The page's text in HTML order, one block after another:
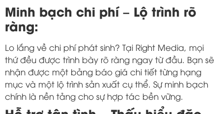
Minh bạch chi phí – Lộ trình rõ
ràng:
Lo lắng về chi phí phát sinh? Tại Right Media, mọi
thứ đều được trình bày rõ ràng ngay từ đầu. Bạn sẽ
nhận được một bảng báo giá chi tiết từng hạng
mục và một lộ trình sản xuất cụ thể. Sự minh bạch
chính là nền tảng cho sự hợp tác bền vững.